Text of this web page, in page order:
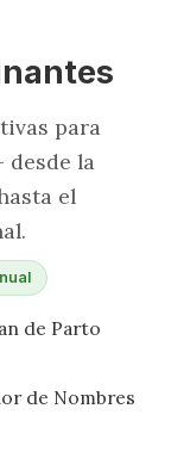
para
desde la
el
de Parto
de Nombres